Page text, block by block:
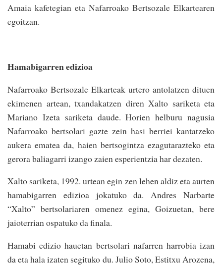
Amaia kafetegian eta Nafarroako Bertsozale Elkartearen
egoitzan.
Hamabigarren edizioa
Nafarroako Bertsozale Elkarteak urtero antolatzen dituen
ekimenen artean, txandakatzen diren Xalto sariketa eta
Mariano Izeta sariketa daude. Horien helburu nagusia
Nafarroako bertsolari gazte zein hasi berriei kantatzeko
aukera ematea da, haien bertsogintza ezagutarazteko eta
gerora baliagarri izango zaien esperientzia har dezaten.
Xalto sariketa, 1992. urtean egin zen lehen aldiz eta aurten
hamabigarren edizioa jokatuko da. Andres Narbarte
“Xalto” bertsolariaren omenez egina, Goizuetan, bere
jaioterrian ospatuko da finala.
Hamabi edizio hauetan bertsolari nafarren harrobia izan
da eta hala izaten segituko du. Julio Soto, Estitxu Arozena,